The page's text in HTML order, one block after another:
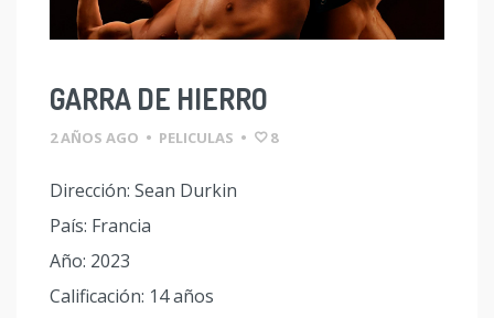
GARRA DE HIERRO
2 AÑOS AGO • PELICULAS • 8
Dirección: Sean Durkin
País: Francia
Año: 2023
Calificación: 14 años